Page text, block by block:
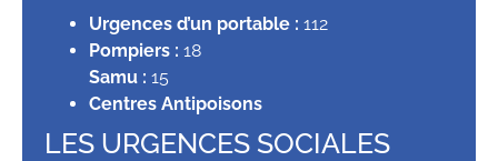
Urgences d’un portable : 112
Pompiers : 18
Samu : 15
Centres Antipoisons
LES URGENCES SOCIALES